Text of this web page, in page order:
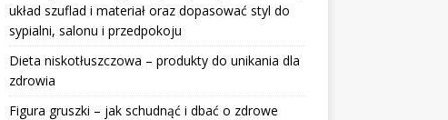
układ szuflad i materiał oraz dopasować styl do
sypialni, salonu i przedpokoju
Dieta niskotłuszczowa – produkty do unikania dla
zdrowia
Figura gruszki – jak schudnąć i dbać o zdrowe